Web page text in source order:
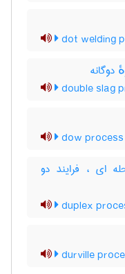
dot welding
دوگانه
double slag
dow process
ای ، فرایند دو
duplex
durville